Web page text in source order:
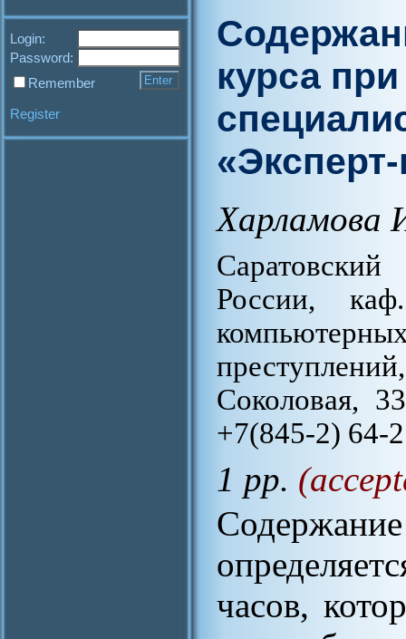
Login:
Password:
Remember
Register
курса
России,
Соколовая,
+7(845-2) 64-
1 pp.
часов,